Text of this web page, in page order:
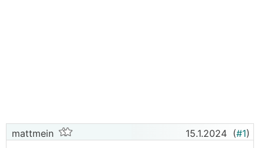
mattmein 15.1.2024 (#1)